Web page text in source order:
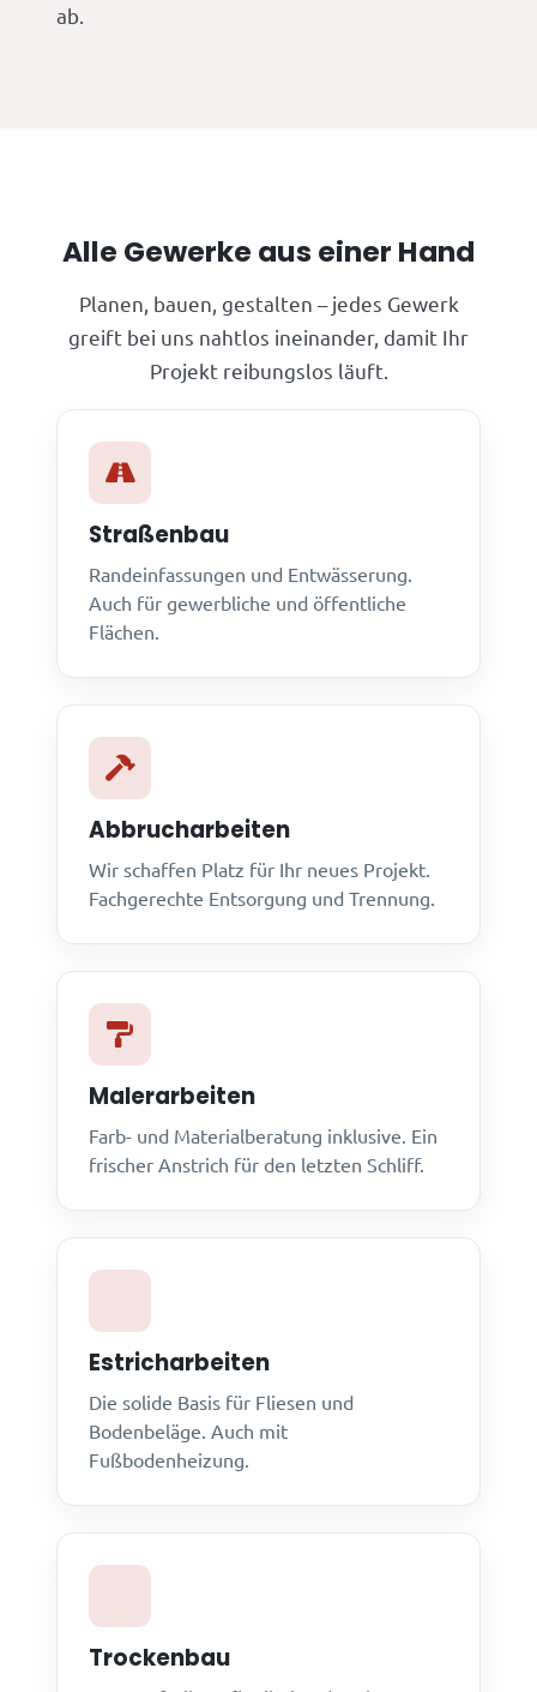
ab.
Alle Gewerke aus einer Hand
Planen, bauen, gestalten – jedes Gewerk
greift bei uns nahtlos ineinander, damit Ihr
Projekt reibungslos läuft.
Straßenbau
Randeinfassungen und Entwässerung.
Auch für gewerbliche und öffentliche
Flächen.
Abbrucharbeiten
Wir schaffen Platz für Ihr neues Projekt.
Fachgerechte Entsorgung und Trennung.
Malerarbeiten
Farb- und Materialberatung inklusive. Ein
frischer Anstrich für den letzten Schliff.
Estricharbeiten
Die solide Basis für Fliesen und
Bodenbeläge. Auch mit
Fußbodenheizung.
Trockenbau